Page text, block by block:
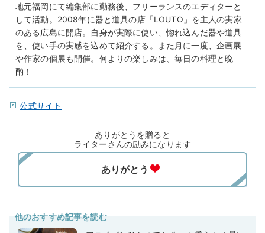
地元福岡にて編集部に勤務後、フリーランスのエディターと
して活動。2008年に器と道具の店「LOUTO」を主人の実家
のある広島に開店。自身が実際に使い、惚れ込んだ器や道具
を、使い手の実感を込めて紹介する。また月に一度、企画展
や作家の個展も開催。何よりの楽しみは、毎日の料理と晩
酌！
公式サイト
ありがとうを贈ると
ライターさんの励みになります
他のおすすめ記事を読む